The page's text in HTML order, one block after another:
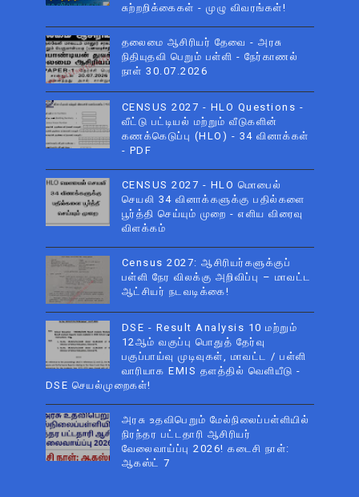
சுற்றறிக்கைகள் - முழு விவரங்கள்!
தலைமை ஆசிரியர் தேவை - அரசு
நிதியுதவி பெறும் பள்ளி - நேர்காணல்
நாள் 30.07.2026
CENSUS 2027 - HLO Questions -
வீட்டு பட்டியல் மற்றும் வீடுகளின்
கணக்கெடுப்பு (HLO) - 34 வினாக்கள்
- PDF
CENSUS 2027 - HLO மொபைல்
செயலி 34 வினாக்களுக்கு பதில்களை
பூர்த்தி செய்யும் முறை - எளிய விரைவு
விளக்கம்
Census 2027: ஆசிரியர்களுக்குப்
பள்ளி நேர விலக்கு அறிவிப்பு – மாவட்ட
ஆட்சியர் நடவடிக்கை!
DSE - Result Analysis 10 மற்றும்
12ஆம் வகுப்பு பொதுத் தேர்வு
பகுப்பாய்வு முடிவுகள், மாவட்ட / பள்ளி
வாரியாக EMIS தளத்தில் வெளியீடு -
DSE செயல்முறைகள்!
அரசு உதவிபெறும் மேல்நிலைப்பள்ளியில்
நிரந்தர பட்டதாரி ஆசிரியர்
வேலைவாய்ப்பு 2026! கடைசி நாள்:
ஆகஸ்ட் 7